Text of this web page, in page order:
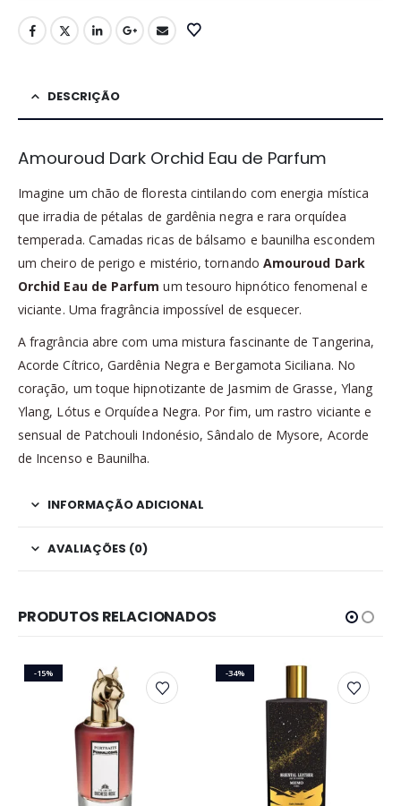
DESCRIÇÃO
Amouroud Dark Orchid Eau de Parfum
Imagine um chão de floresta cintilando com energia mística
que irradia de pétalas de gardênia negra e rara orquídea
temperada. Camadas ricas de bálsamo e baunilha escondem
um cheiro de perigo e mistério, tornando Amouroud Dark
Orchid Eau de Parfum um tesouro hipnótico fenomenal e
viciante. Uma fragrância impossível de esquecer.
A fragrância abre com uma mistura fascinante de Tangerina,
Acorde Cítrico, Gardênia Negra e Bergamota Siciliana. No
coração, um toque hipnotizante de Jasmim de Grasse, Ylang
Ylang, Lótus e Orquídea Negra. Por fim, um rastro viciante e
sensual de Patchouli Indonésio, Sândalo de Mysore, Acorde
de Incenso e Baunilha.
INFORMAÇÃO ADICIONAL
AVALIAÇÕES (0)
PRODUTOS RELACIONADOS
-15% -34%